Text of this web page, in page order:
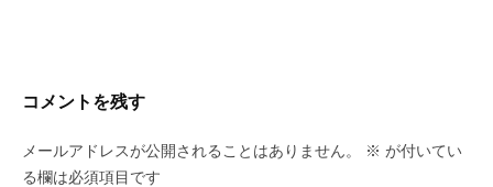
コメントを残す
メールアドレスが公開されることはありません。 ※ が付いてい
る欄は必須項目です